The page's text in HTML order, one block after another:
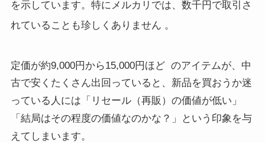
を示しています。特にメルカリでは、数千円で取引さ
れていることも珍しくありません 。
定価が約9,000円から15,000円ほど のアイテムが、中
古で安くたくさん出回っていると、新品を買おうか迷
っている人には「リセール（再販）の価値が低い」
「結局はその程度の価値なのかな？」という印象を与
えてしまいます。